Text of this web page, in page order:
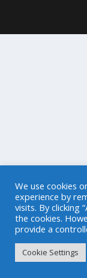
We use cookies
experience by
visits. By clicking
the cookies.
provide a
Cookie Settings